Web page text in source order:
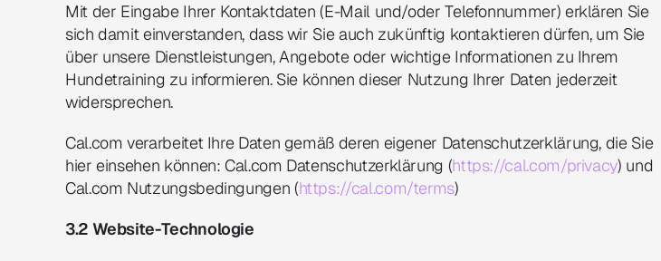
Mit der Eingabe Ihrer Kontaktdaten (E-Mail und/oder Telefonnummer) erklären Sie
sich damit einverstanden, dass wir Sie auch zukünftig kontaktieren dürfen, um Sie
über unsere Dienstleistungen, Angebote oder wichtige Informationen zu Ihrem
Hundetraining zu informieren. Sie können dieser Nutzung Ihrer Daten jederzeit
widersprechen.
Cal.com verarbeitet Ihre Daten gemäß deren eigener Datenschutzerklärung, die Sie
hier einsehen können: Cal.com Datenschutzerklärung (https://cal.com/privacy) und
Cal.com Nutzungsbedingungen (https://cal.com/terms)
3.2 Website-Technologie